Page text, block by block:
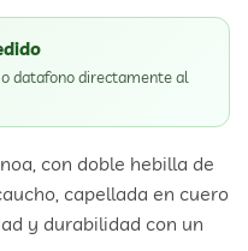
datafono directamente al
con doble hebilla de
capellada en cuero
y durabilidad con un